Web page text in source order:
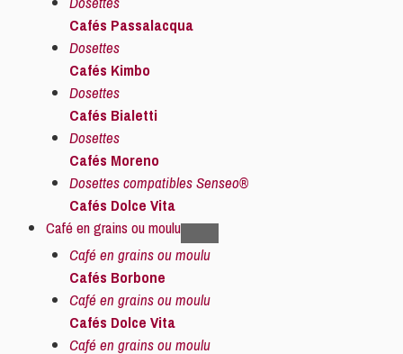
Cafés Passalacqua
Dosettes
Cafés Kimbo
Dosettes
Cafés Bialetti
Dosettes
Cafés Moreno
Dosettes compatibles Senseo®
Cafés Dolce Vita
Café en grains ou moulu
Café en grains ou moulu
Cafés Borbone
Café en grains ou moulu
Cafés Dolce Vita
Café en grains ou moulu